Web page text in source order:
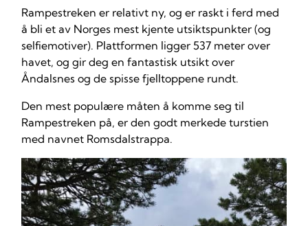
Rampestreken er relativt ny, og er raskt i ferd med
å bli et av Norges mest kjente utsiktspunkter (og
selfiemotiver). Plattformen ligger 537 meter over
havet, og gir deg en fantastisk utsikt over
Åndalsnes og de spisse fjelltoppene rundt.
Den mest populære måten å komme seg til
Rampestreken på, er den godt merkede turstien
med navnet Romsdalstrappa.